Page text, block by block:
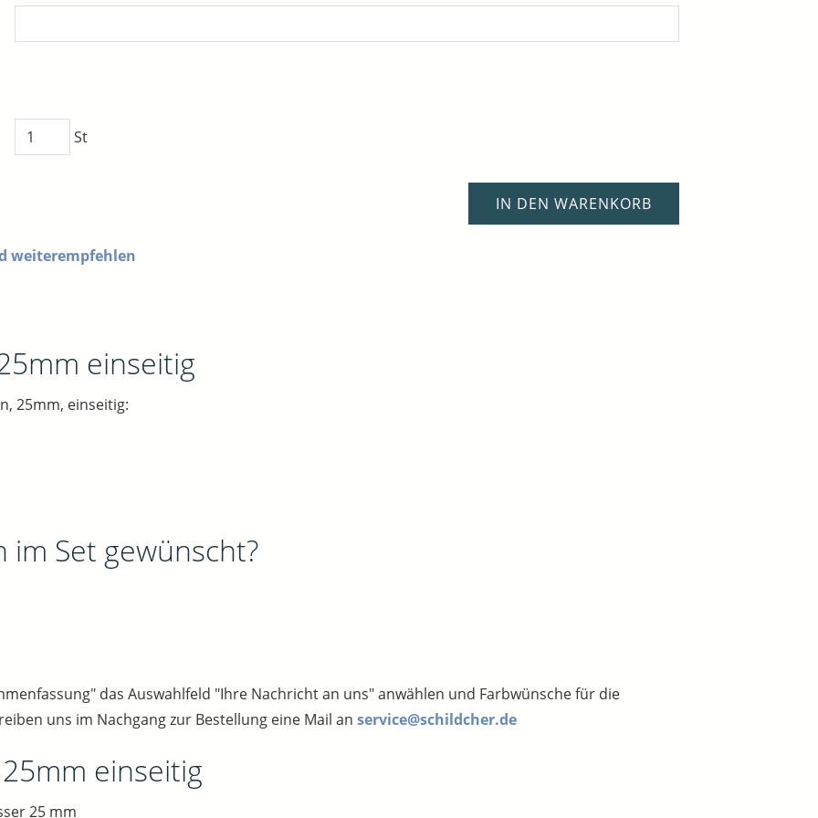
St
IN DEN WARENKORB
weiterempfehlen
einseitig
25mm, einseitig:
im Set gewünscht?
das Auswahlfeld "Ihre Nachricht an uns" anwählen und Farbwünsche für die
uns im Nachgang zur Bestellung eine Mail an service@schildcher.de
einseitig
25 mm